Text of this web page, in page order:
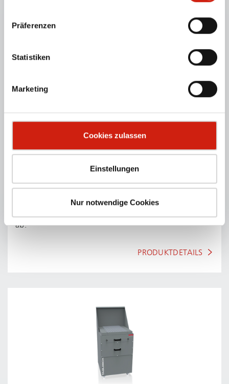
Präferenzen
Statistiken
Marketing
Cookies zulassen
Einstellungen
Nur notwendige Cookies
langfasrigen & klebrigen Stäuben.
PRODUKTDETAILS
ab.
PRODUKTDETAILS